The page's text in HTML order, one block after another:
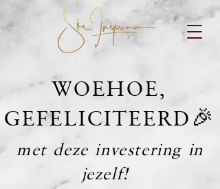
WOEHOE,
GEFELICITEERD 🎉
met deze investering in
jezelf!